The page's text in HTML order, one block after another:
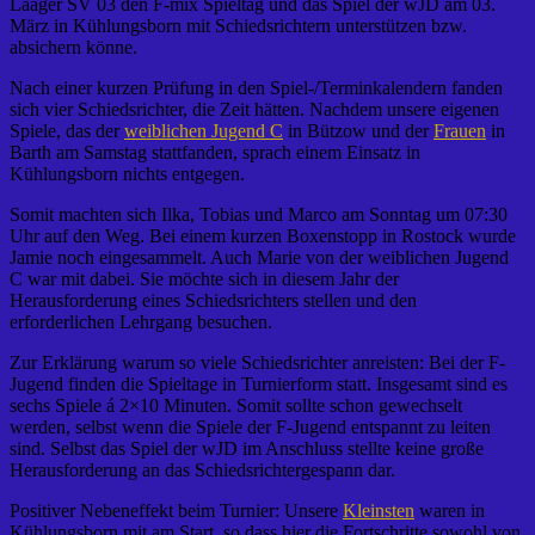
Laager SV 03 den F-mix Spieltag und das Spiel der wJD am 03.
März in Kühlungsborn mit Schiedsrichtern unterstützen bzw.
absichern könne.
Nach einer kurzen Prüfung in den Spiel-/Terminkalendern fanden
sich vier Schiedsrichter, die Zeit hätten. Nachdem unsere eigenen
Spiele, das derweiblichen Jugend C in Bützow und derFrauen in
Barth am Samstag stattfanden, sprach einem Einsatz in
Kühlungsborn nichts entgegen.
Somit machten sich Ilka, Tobias und Marco am Sonntag um 07:30
Uhr auf den Weg. Bei einem kurzen Boxenstopp in Rostock wurde
Jamie noch eingesammelt. Auch Marie von der weiblichen Jugend
C war mit dabei. Sie möchte sich in diesem Jahr der
Herausforderung eines Schiedsrichters stellen und den
erforderlichen Lehrgang besuchen.
Zur Erklärung warum so viele Schiedsrichter anreisten: Bei der F-
Jugend finden die Spieltage in Turnierform statt. Insgesamt sind es
sechs Spiele á 2×10 Minuten. Somit sollte schon gewechselt
werden, selbst wenn die Spiele der F-Jugend entspannt zu leiten
sind. Selbst das Spiel der wJD im Anschluss stellte keine große
Herausforderung an das Schiedsrichtergespann dar.
Positiver Nebeneffekt beim Turnier: Unsere Kleinsten waren in